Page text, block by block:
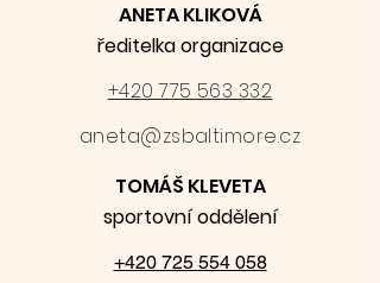
ANETA KLIKOVÁ
ředitelka organizace
+420 775 563 332
aneta@zsbaltimore.cz
TOMÁŠ KLEVETA
sportovní oddělení
+420 725 554 058